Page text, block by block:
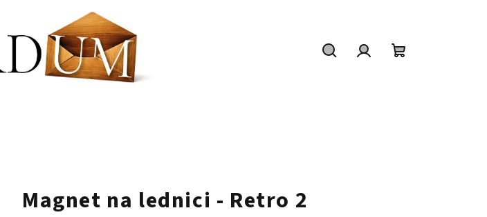
Magnet na lednici - Retro 2